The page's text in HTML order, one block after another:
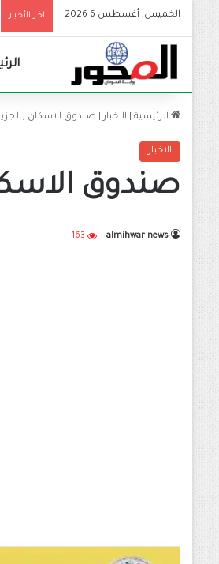
الخميس, أغسطس 6 2026 اخر الأخبار
الرئيسية الاخبار صندوق الاسكان
الاخبار
صندوق
almihwar news
163